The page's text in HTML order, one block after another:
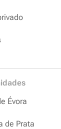
Évora
de Prata